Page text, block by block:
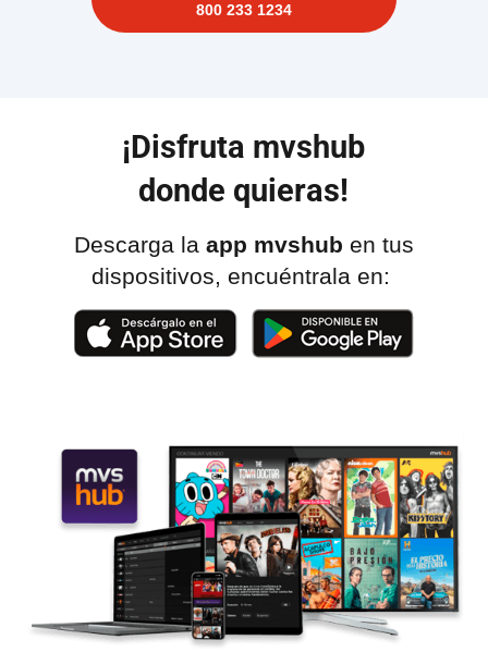
800 233 1234
¡Disfruta mvshub
donde quieras!
Descarga la app mvshub en tus
dispositivos, encuéntrala en: